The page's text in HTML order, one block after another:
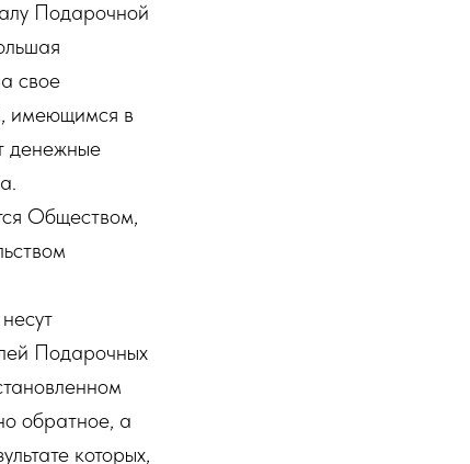
Подарочной
свое
имеющимся в
денежные
Обществом,
Подарочных
обратное, а
которых,